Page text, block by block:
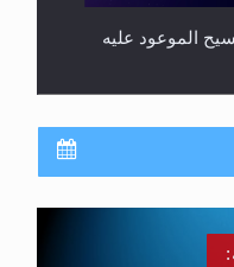
الموعود عليه